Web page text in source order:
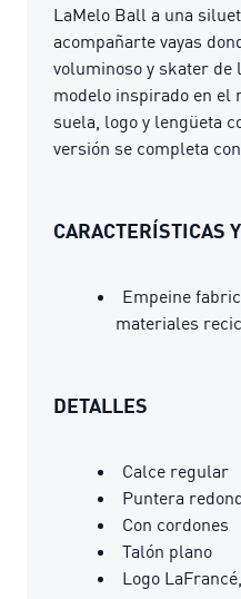
LaMelo Ball a una
acompañarte vayas
voluminoso y skater de
modelo inspirado en el
suela, logo y lengüeta
versión se completa
CARACTERÍSTICAS
Empeine
materiales
DETALLES
Calce regular
Puntera
Con cordones
Talón plano
Logo